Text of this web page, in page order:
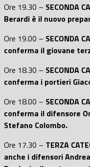
Ore 19.30 – SECONDA
Berardi è il nuovo
Ore 19.00 – SECONDA
conferma il giovane
Ore 18.30 – SECONDA
conferma i portieri
Ore 18.00 – SECONDA
conferma il difensore
Stefano Colombo.
Ore 17.30 – TERZA
anche i difensori